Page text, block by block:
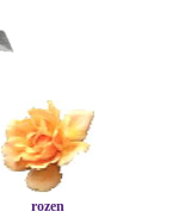
rozen